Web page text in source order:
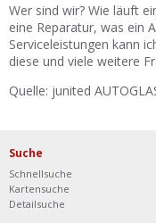
Wer sind wir? Wie läuft
eine Reparatur, was ein
Serviceleistungen kann
diese und viele weitere
Quelle: junited
Suche
Schnellsuche
Kartensuche
Detailsuche